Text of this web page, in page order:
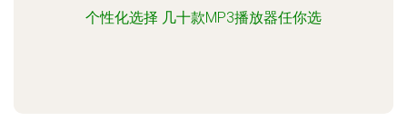
个性化选择 几十款MP3播放器任你选